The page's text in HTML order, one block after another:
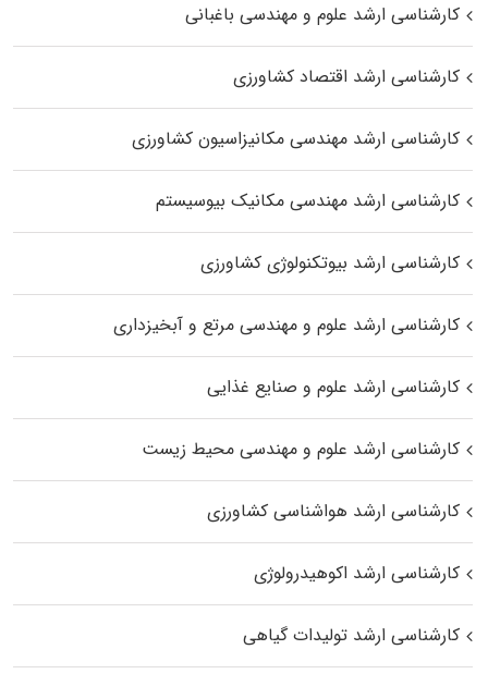
کارشناسی ارشد علوم و مهندسی باغبانی
کارشناسی ارشد اقتصاد کشاورزی
کارشناسی ارشد مهندسی مکانیزاسیون کشاورزی
کارشناسی ارشد مهندسی مکانیک بیوسیستم
کارشناسی ارشد بیوتکنولوژی کشاورزی
کارشناسی ارشد علوم و مهندسی مرتع و آبخیزداری
کارشناسی ارشد علوم و صنایع غذایی
کارشناسی ارشد علوم و مهندسی محیط زیست
کارشناسی ارشد هواشناسی کشاورزی
کارشناسی ارشد اکوهیدرولوژی
کارشناسی ارشد تولیدات گیاهی